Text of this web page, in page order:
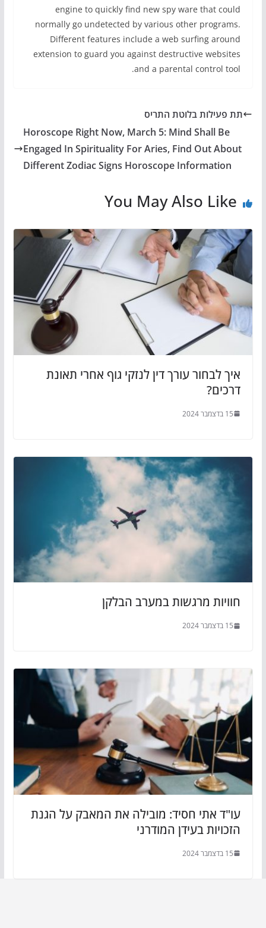
engine to quickly find new spy ware that could
normally go undetected by various other programs.
Different features include a web surfing around
extension to guard you against destructive websites
and a parental control tool.
תת פעילות בלוטת התריס
Horoscope Right Now, March 5: Mind Shall Be
Engaged In Spirituality For Aries, Find Out About
Different Zodiac Signs Horoscope Information
You May Also Like
איך לבחור עורך דין לנזקי גוף אחרי תאונת
דרכים?
15 בדצמבר 2024
חוויות מרגשות במערב הבלקן
15 בדצמבר 2024
עו"ד אתי חסיד: מובילה את המאבק על הגנת
הזכויות בעידן המודרני
15 בדצמבר 2024